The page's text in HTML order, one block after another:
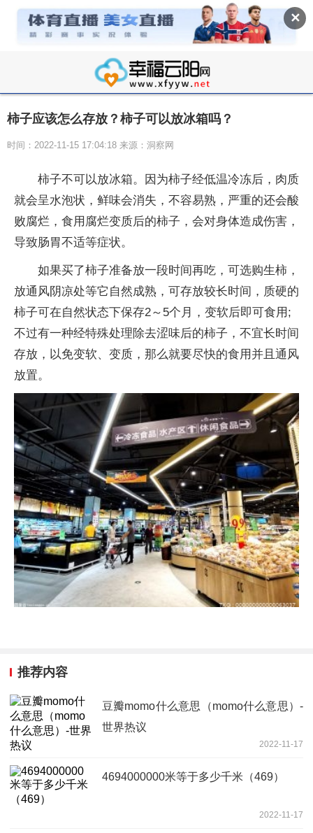
✕
柿子应该怎么存放？柿子可以放冰箱吗？
时间：2022-11-15 17:04:18 来源：洞察网
柿子不可以放冰箱。因为柿子经低温冷冻后，肉质
就会呈水泡状，鲜味会消失，不容易熟，严重的还会酸
败腐烂，食用腐烂变质后的柿子，会对身体造成伤害，
导致肠胃不适等症状。
如果买了柿子准备放一段时间再吃，可选购生柿，
放通风阴凉处等它自然成熟，可存放较长时间，质硬的
柿子可在自然状态下保存2～5个月，变软后即可食用;
不过有一种经特殊处理除去涩味后的柿子，不宜长时间
存放，以免变软、变质，那么就要尽快的食用并且通风
放置。
推荐内容
豆瓣momo什么意思（momo什么意思）-
世界热议
2022-11-17
4694000000米等于多少千米（469）
2022-11-17